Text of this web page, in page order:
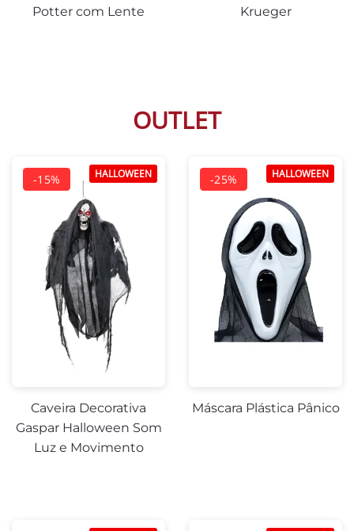
Potter com Lente
Krueger
OUTLET
HALLOWEEN
Caveira Decorativa
Gaspar Halloween Som
Luz e Movimento
HALLOWEEN
Máscara Plástica Pânico